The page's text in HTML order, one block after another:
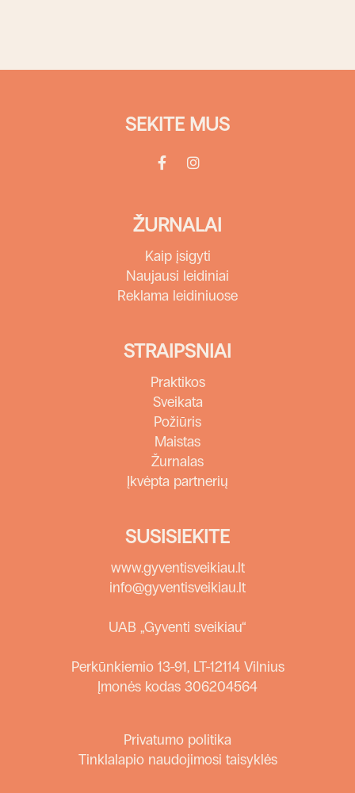
SEKITE MUS
ŽURNALAI
Kaip įsigyti
Naujausi leidiniai
Reklama leidiniuose
STRAIPSNIAI
Praktikos
Sveikata
Požiūris
Maistas
Žurnalas
Įkvėpta partnerių
SUSISIEKITE
www.gyventisveikiau.lt
info@gyventisveikiau.lt
UAB „Gyventi sveikiau“
Perkūnkiemio 13-91, LT-12114 Vilnius
Įmonės kodas 306204564
Privatumo politika
Tinklalapio naudojimosi taisyklės